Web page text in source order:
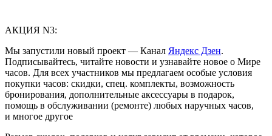
АКЦИЯ N3:
Мы запустили новый проект — Канал Яндекс Дзен.
Подписывайтесь, читайте новости и узнавайте новое о Мире
часов. Для всех участников мы предлагаем особые условия
покупки часов: скидки, спец. комплекты, возможность
бронирования, дополнительные аксессуары в подарок,
помощь в обслуживании (ремонте) любых наручных часов,
и многое другое